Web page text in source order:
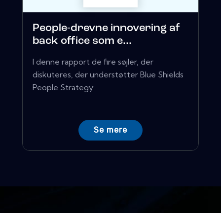
People-drevne innovering af
back office som e...
I denne rapport de fire søjler, der
diskuteres, der understøtter Blue Shields
People Strategy:
Se mere